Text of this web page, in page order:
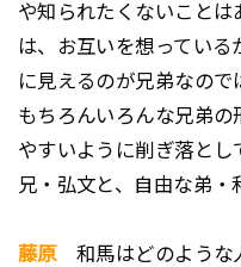
や知られたくないこと
は、お互いを想ってい
に見えるのが兄弟なので
もちろんいろんな兄弟の
やすいように削ぎ落とし
兄・弘文と、自由な弟・
藤原和馬はどのような